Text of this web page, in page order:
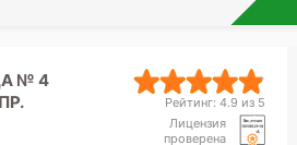
№ 4
Рейтинг: 4.9 из 5
Лицензия
проверена